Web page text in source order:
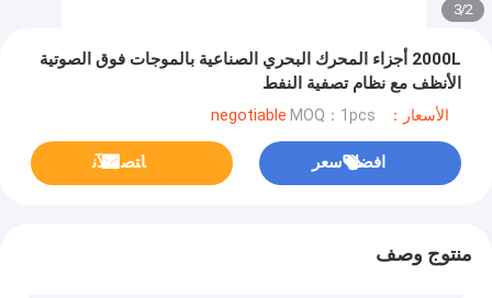
2
/
3
2000L أجزاء المحرك البحري الصناعية بالموجات فوق الصوتية
الأنظف مع نظام تصفية النفط
الأسعار：negotiable MOQ：1pcs
افضل سعر ﺎﺘﺼﻟ ﺍﻶﻧ
منتوج وصف